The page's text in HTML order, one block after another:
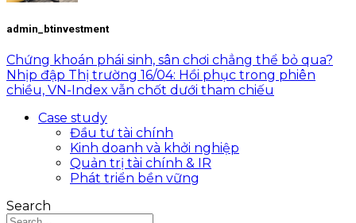
admin_btinvestment
Chứng khoán phái sinh, sân chơi chẳng thể bỏ qua?
Nhịp đập Thị trường 16/04: Hồi phục trong phiên
chiều, VN-Index vẫn chốt dưới tham chiếu
Case study
Đầu tư tài chính
Kinh doanh và khởi nghiệp
Quản trị tài chính & IR
Phát triển bền vững
Search